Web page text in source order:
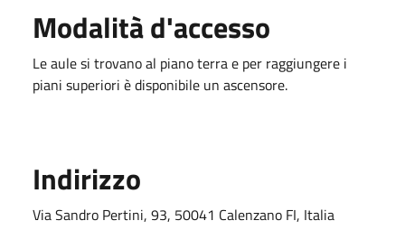
Modalità d'accesso
Le aule si trovano al piano terra e per raggiungere i
piani superiori è disponibile un ascensore.
Indirizzo
Via Sandro Pertini, 93, 50041 Calenzano FI, Italia